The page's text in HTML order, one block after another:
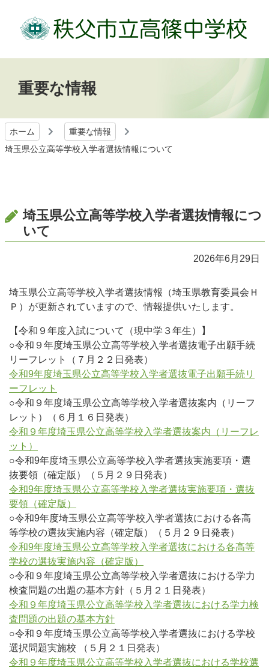
重要な情報
ホーム
重要な情報
埼玉県公立高等学校入学者選抜情報について
埼玉県公立高等学校入学者選抜情報につ
いて
2026年6月29日
埼玉県公立高等学校入学者選抜情報（埼玉県教育委員会Ｈ
Ｐ）が更新されていますので、情報提供いたします。
【令和９年度入試について（現中学３年生）】
○令和９年度埼玉県公立高等学校入学者選抜電子出願手続
リーフレット（７月２２日発表）
令和9年度埼玉県公立高等学校入学者選抜電子出願手続リ
ーフレット
○令和９年度埼玉県公立高等学校入学者選抜案内（リーフ
レット）（６月１６日発表）
令和９年度埼玉県公立高等学校入学者選抜案内（リーフレ
ット）
○令和9年度埼玉県公立高等学校入学者選抜実施要項・選
抜要領（確定版）（５月２９日発表）
令和9年度埼玉県公立高等学校入学者選抜実施要項・選抜
要領（確定版）
○令和9年度埼玉県公立高等学校入学者選抜における各高
等学校の選抜実施内容（確定版）（５月２９日発表）
令和9年度埼玉県公立高等学校入学者選抜における各高等
学校の選抜実施内容（確定版）
○令和９年度埼玉県公立高等学校入学者選抜における学力
検査問題の出題の基本方針（５月２１日発表）
令和９年度埼玉県公立高等学校入学者選抜における学力検
査問題の出題の基本方針
○令和９年度埼玉県公立高等学校入学者選抜における学校
選択問題実施校 （５月２１日発表）
令和９年度埼玉県公立高等学校入学者選抜における学校選